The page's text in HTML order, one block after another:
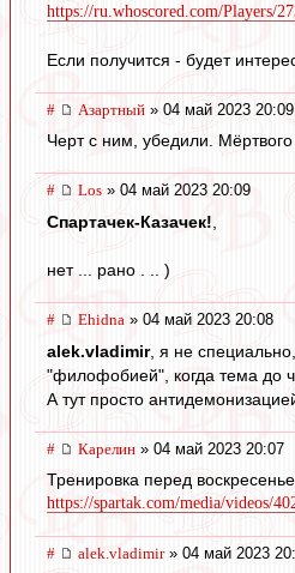
https://ru.whoscored.com/Players/
Если получится - будет
# Азартный » 04 май 2023 20:09
Черт с ним, убедили.
# Los » 04 май 2023 20:09
Спартачек-Казачек!
нет ... рано . .. )
# Ehidna » 04 май 2023 20:08
alek.vladimir, я не
"филофобией", когда тема до
А тут просто
# Карелин » 04 май 2023 20:07
Тренировка перед
https://spartak.com/media/videos/
# alek.vladimir» 04 май 2023